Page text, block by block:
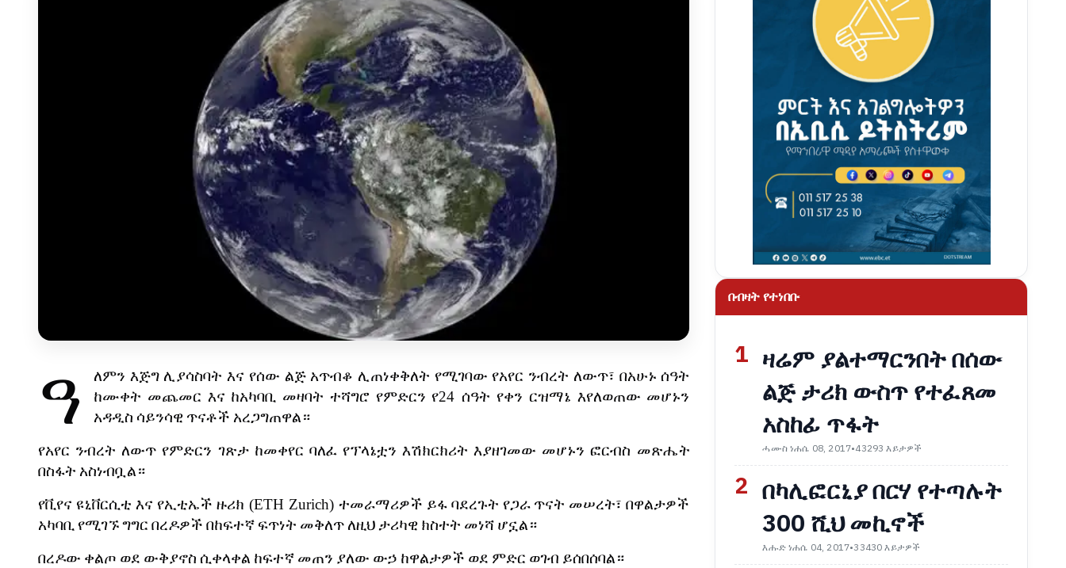
ዓ ለምን እጅግ ሊያሳስባት እና የሰው ልጅ አጥብቆ ሊጠነቀቅለት የሚገባው የአየር ንብረት ለውጥ፣ በአሁኑ ሰዓት
ከሙቀት መጨመር እና ከአካባቢ መዛባት ተሻግሮ የምድርን የ24ሰዓት የቀን ርዝማኔ እየለወጠው መሆኑን
አዳዲስ ሳይንሳዊ ጥናቶች አረጋግጠዋል።
የአየር ንብረት ለውጥ የምድርን ገጽታ ከመቀየር ባለፈ የፕላኔቷን እሽክርክሪት እያዘገመው መሆኑን ፎርብስ መጽሔት
በስፋት አስነብቧል።
የቪየና ዩኒቨርሲቲ እና የኢቲኤች ዙሪክ (ETH Zurich) ተመራማሪዎች ይፋ ባደረጉት የጋራ ጥናት መሠረት፣ በዋልታዎች
አካባቢ የሚገኙግግር በረዶዎች በከፍተኛ ፍጥነት መቅለጥ ለዚህ ታሪካዊ ክስተት መነሻ ሆኗል።
በረዶው ቀልጦ ወደ ውቅያኖስ ሲቀላቀል ከፍተኛ መጠን ያለው ውኃ ከዋልታዎች ወደ ምድር ወገብ ይሰበሰባል።
በብዛት የተነበቡ
1 ዛሬም ያልተማርንበት በሰው
ልጅ ታሪክ ውስጥ የተፈጸመ
አስከፊ ጥፋት
ሓሙስ ነሐሴ 08, 2017•43293 እይታዎች
2 በካሊፎርኒያ በርሃ የተጣሉት
300 ሺህ መኪኖች
እሑድ ነሐሴ 04, 2017•33430 እይታዎች